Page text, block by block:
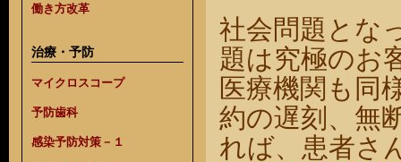
働き方改革
治療・予防
マイクロスコープ
予防歯科
感染予防対策－１
社会問題とな
題は究極のお
医療機関も同
約の遅刻、無
れば、患者さ